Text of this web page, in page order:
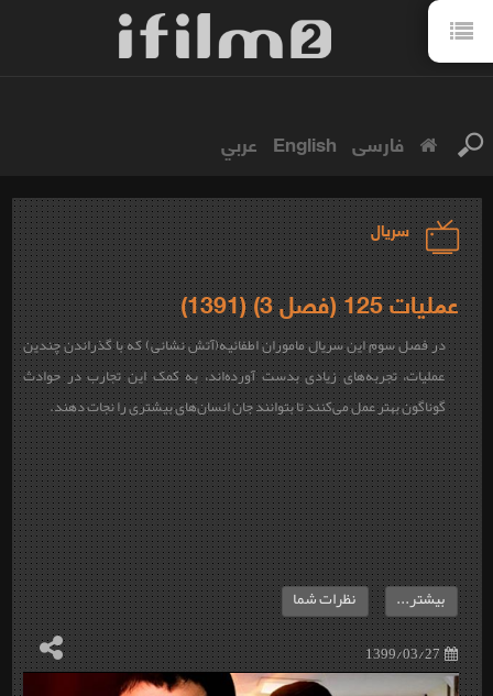
فارسی English عربي
سریال
عملیات 125 (فصل 3) (1391)
در فصل سوم این سریال ماموران اطفائیه(آتش نشانی) که با گذراندن چندین
عملیات‌، تجربه‌های زیادی بدست آورده‌اند، به کمک این تجارب در حوادث
گوناگون بهتر عمل می‌کنند تا بتوانند جان انسان‌های بیشتری را نجات دهند.
1399/03/27
بیشتر... نظرات شما